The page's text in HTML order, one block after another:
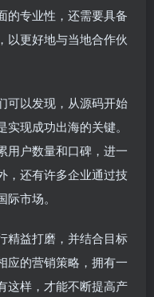
的专业性，还需要具备
以更好地与当地合作伙
可以发现，从源码开始
现成功出海的关键。
用户数量和口碑，进一
，还有许多企业通过技
市场。
精益打磨，并结合目标
应的营销策略，拥有一
这样，才能不断提高产